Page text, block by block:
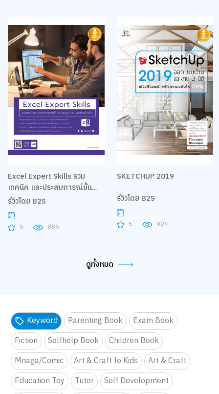
Excel Expert Skills รวม
เทคนิค และประสบการณ์ขั้น
Advance จากมืออาชีพตัวจริง
รีวิวโดย B2S
5 885
SKETCHUP 2019
รีวิวโดย B2S
5 924
ดูทั้งหมด
Keyword Parenting Book
Exam Book
Fiction
Selfhelp Book
Children Book
Mnaga/Comic
Art & Craft fo Kids
Art & Craft
Education Toy
Tutor
Self Development